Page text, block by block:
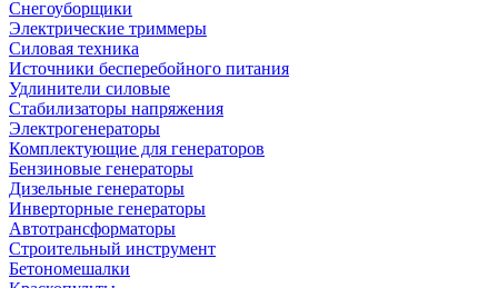
Снегоуборщики
Электрические триммеры
Силовая техника
Источники бесперебойного питания
Удлинители силовые
Стабилизаторы напряжения
Электрогенераторы
Комплектующие для генераторов
Бензиновые генераторы
Дизельные генераторы
Инверторные генераторы
Автотрансформаторы
Строительный инструмент
Бетономешалки